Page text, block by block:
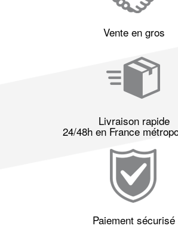
Vente en gros
Livraison rapide
24/48h en France
Paiement sécurisé